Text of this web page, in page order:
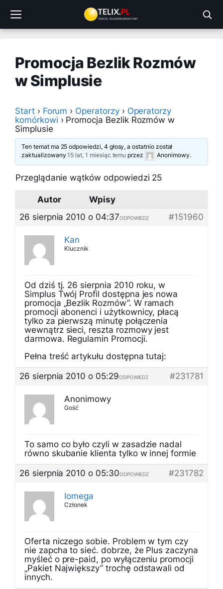
treści
Promocja Bezlik Rozmów
w Simplusie
Start › Forum › Operatorzy › Operatorzy
komórkowi › Promocja Bezlik Rozmów w
Simplusie
Ten temat ma 25 odpowiedzi, 4 głosy, a ostatnio został
zaktualizowany15 lat, 1 miesiąc temu przez Anonimowy.
Przeglądanie wątków odpowiedzi 25
Autor
Wpisy
26 sierpnia 2010 o 04:37
#151960
ODPOWIEDZ
Kan
Klucznik
Od dziś tj. 26 sierpnia 2010 roku, w
Simplus Twój Profil dostępna jes nowa
promocja „Bezlik Rozmów”. W ramach
promocji abonenci i użytkownicy, płacą
tylko za pierwszą minutę połączenia
wewnątrz sieci, reszta rozmowy jest
darmowa. Regulamin Promocji.
Pełna treść artykułu dostępna tutaj:
26 sierpnia 2010 o 05:29
#231781
ODPOWIEDZ
Anonimowy
Gość
To samo co było czyli w zasadzie nadal
równo skubanie klienta tylko w innej formie
26 sierpnia 2010 o 05:30
#231782
ODPOWIEDZ
Iomega
Członek
Oferta niczego sobie. Problem w tym czy
nie zapcha to sieć. dobrze, że Plus zaczyna
myśleć o pre-paid, po wyłączeniu promocji
„Pakiet Największy” trochę odstawali od
innych.